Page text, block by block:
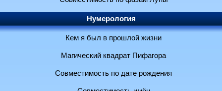
Нумерология
Кем я был в прошлой жизни
Магический квадрат Пифагора
Совместимость по дате рождения